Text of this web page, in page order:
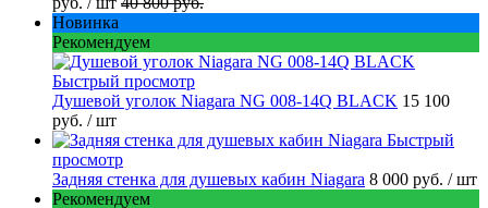
Новинка
Рекомендуем
Быстрый просмотр
Душевой уголок Niagara NG 008-14Q BLACK 15 100
руб. / шт
Быстрый
просмотр
Задняя стенка для душевых кабин Niagara 8 000 руб. / шт
Рекомендуем